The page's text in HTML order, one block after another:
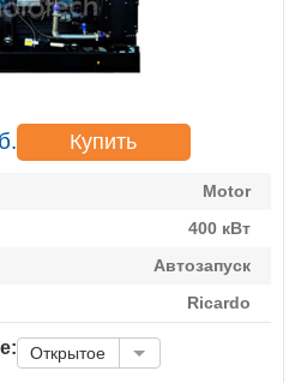
Купить
Motor
400 кВт
Автозапуск
Ricardo
Открытое